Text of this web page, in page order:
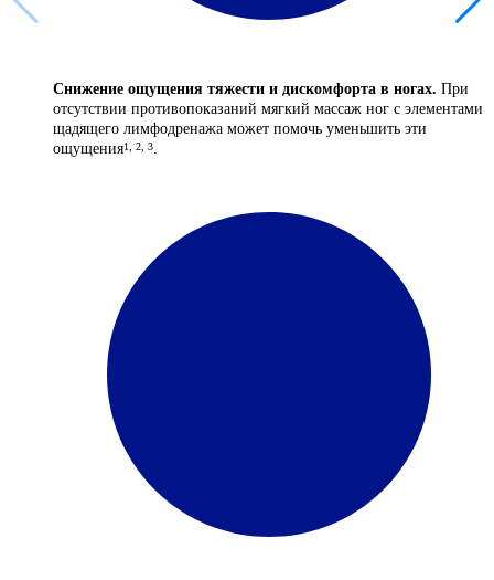
Снижение ощущения тяжести и дискомфорта в ногах. При
отсутствии противопоказаний мягкий массаж ног с элементами
щадящего лимфодренажа может помочь уменьшить эти
ощущения1, 2, 3.